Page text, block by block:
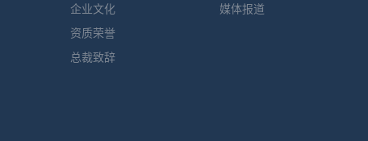
企业文化
资质荣誉
总裁致辞
媒体报道